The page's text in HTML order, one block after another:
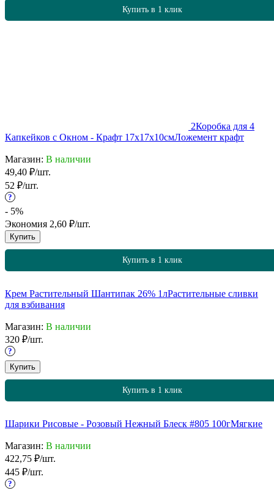
Купить в 1 клик
2Коробка для 4
Капкейков с Окном - Крафт 17х17х10смЛожемент крафт
Магазин: В наличии
49,40 ₽/шт.
52 ₽/шт.
?
- 5%
Экономия 2,60 ₽/шт.
Купить
Купить в 1 клик
Крем Растительный Шантипак 26% 1лРастительные сливки
для взбивания
Магазин: В наличии
320 ₽/шт.
?
Купить
Купить в 1 клик
Шарики Рисовые - Розовый Нежный Блеск #805 100гМягкие
Магазин: В наличии
422,75 ₽/шт.
445 ₽/шт.
?